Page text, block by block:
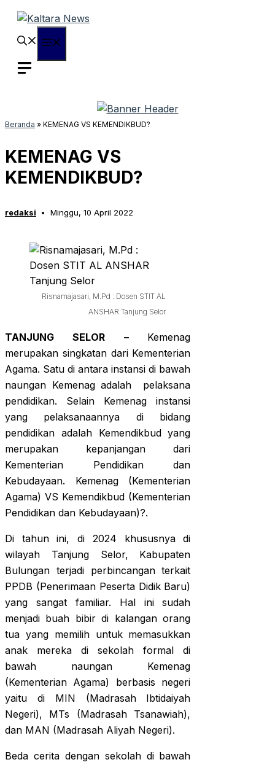
Langsung
Beranda » KEMENAG VS KEMENDIKBUD?
KEMENAG VS
KEMENDIKBUD?
redaksi Minggu, 10 April 2022
Risnamajasari, M.Pd : Dosen STIT AL
ANSHAR Tanjung Selor
TANJUNG SELOR – Kemenag
merupakan singkatan dari Kementerian
Agama. Satu di antara instansi di bawah
naungan Kemenag adalah pelaksana
pendidikan. Selain Kemenag instansi
yang pelaksanaannya di bidang
pendidikan adalah Kemendikbud yang
merupakan kepanjangan dari
Kementerian Pendidikan dan
Kebudayaan. Kemenag (Kementerian
Agama) VS Kemendikbud (Kementerian
Pendidikan dan Kebudayaan)?.
Di tahun ini, di 2024 khususnya di
wilayah Tanjung Selor, Kabupaten
Bulungan terjadi perbincangan terkait
PPDB (Penerimaan Peserta Didik Baru)
yang sangat familiar. Hal ini sudah
menjadi buah bibir di kalangan orang
tua yang memilih untuk memasukkan
anak mereka di sekolah formal di
bawah naungan Kemenag
(Kementerian Agama) berbasis negeri
yaitu di MIN (Madrasah Ibtidaiyah
Negeri), MTs (Madrasah Tsanawiah),
dan MAN (Madrasah Aliyah Negeri).
Beda cerita dengan sekolah di bawah